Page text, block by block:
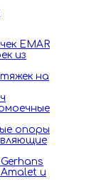
EMAR
из
на
опоры
и